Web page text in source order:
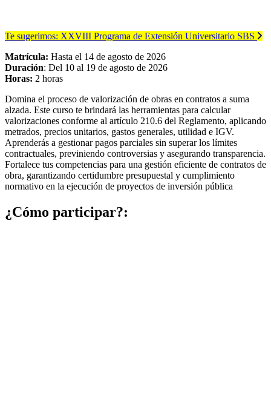
Te sugerimos: XXVIII Programa de Extensión Universitario SBS
Matrícula: Hasta el 14 de agosto de 2026
Duración: Del 10 al 19 de agosto de 2026
Horas: 2 horas
Domina el proceso de valorización de obras en contratos a suma
alzada. Este curso te brindará las herramientas para calcular
valorizaciones conforme al artículo 210.6 del Reglamento, aplicando
metrados, precios unitarios, gastos generales, utilidad e IGV.
Aprenderás a gestionar pagos parciales sin superar los límites
contractuales, previniendo controversias y asegurando transparencia.
Fortalece tus competencias para una gestión eficiente de contratos de
obra, garantizando certidumbre presupuestal y cumplimiento
normativo en la ejecución de proyectos de inversión pública
¿Cómo participar?: